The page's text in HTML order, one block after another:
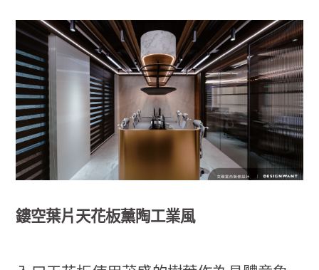
鏤空葉片天花板薰陶工業風